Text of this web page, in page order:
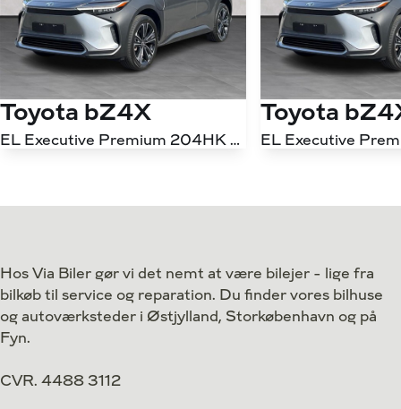
Toyota bZ4X
EL Executive Premium 204HK 5d Aut.
Kontant
289.900
Finansiering
3.190
Toyota
Kontant
Finansiering
Hos Via Biler gør vi det nemt at være bilejer - lige fra
bilkøb til service og reparation. Du finder vores bilhuse
og autoværksteder i Østjylland, Storkøbenhavn og på
Fyn.
CVR. 4488 3112